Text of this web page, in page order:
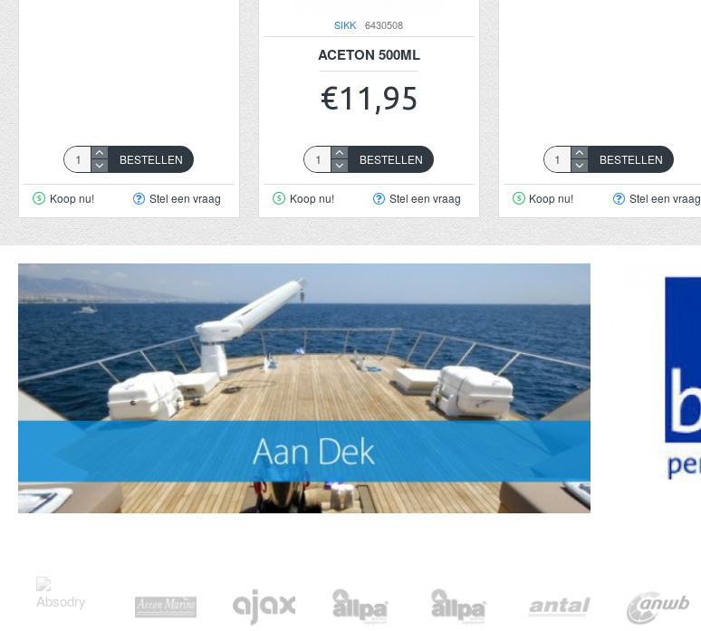
BESTELLEN
Koop nu! Stel een vraag
SIKK 6430508
ACETON 500ML
€11,95
BESTELLEN
Koop nu! Stel een vraag
BESTELLEN
Koop nu! Stel een vraag